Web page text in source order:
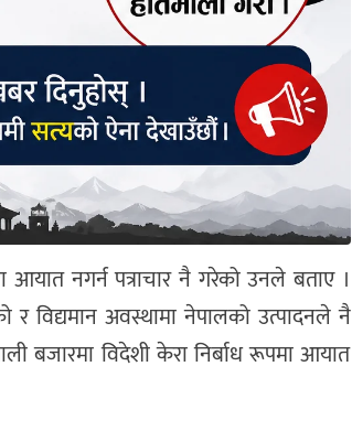
नगर्न पत्राचार नै गरेको उनले बताए ।
विद्यमान अवस्थामा नेपालको उत्पादनले नै
बजारमा विदेशी केरा निर्बाध रूपमा आयात